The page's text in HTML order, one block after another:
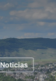
Noticias